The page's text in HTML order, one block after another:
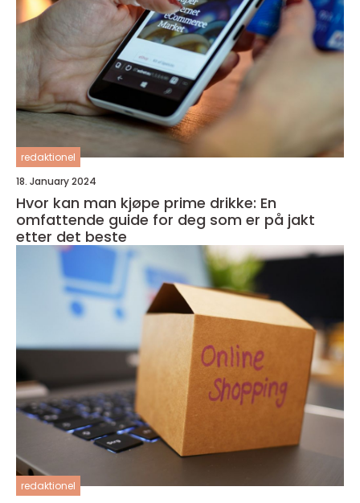
redaktionel
18. January 2024
Hvor kan man kjøpe prime drikke: En
omfattende guide for deg som er på jakt
etter det beste
redaktionel